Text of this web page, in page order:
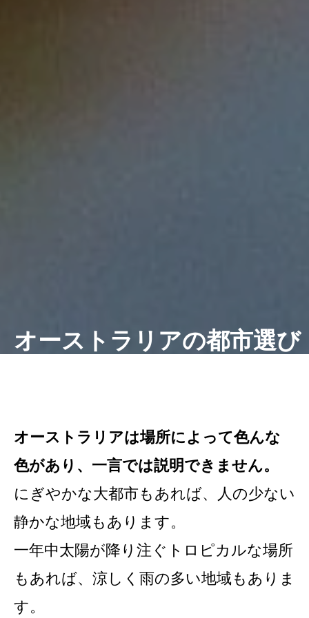
オーストラリアの都市選び
オーストラリアは場所によって色んな
色があり、一言では説明できません。
にぎやかな大都市もあれば、人の少ない
静かな地域もあります。
一年中太陽が降り注ぐトロピカルな場所
もあれば、涼しく雨の多い地域もありま
す。